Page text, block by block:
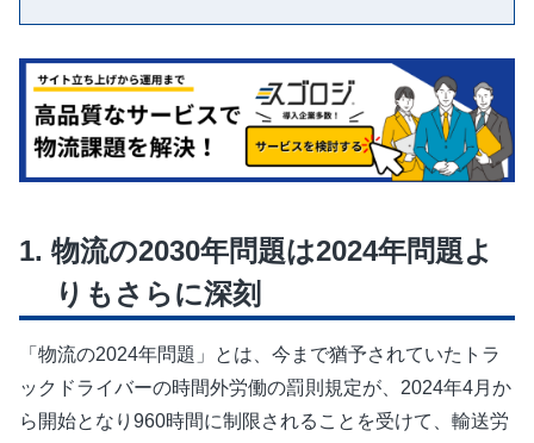
物流の2030年問題は2024年問題よ
りもさらに深刻
「物流の2024年問題」とは、今まで猶予されていたトラ
ックドライバーの時間外労働の罰則規定が、2024年4月か
ら開始となり960時間に制限されることを受けて、輸送労